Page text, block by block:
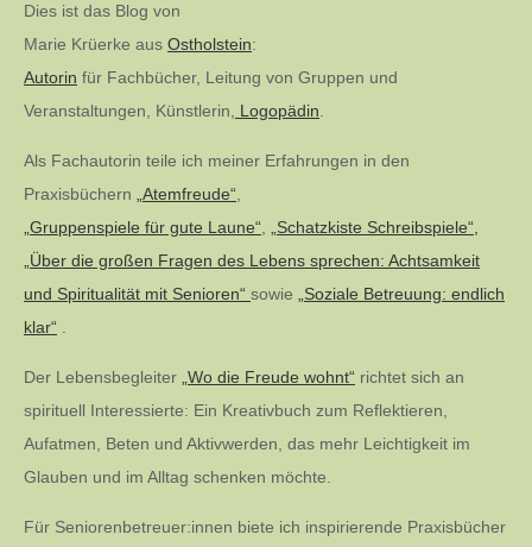
Dies ist das Blog von
Marie Krüerke aus Ostholstein:
Autorin für Fachbücher, Leitung von Gruppen und
Veranstaltungen, Künstlerin,
Logopädin
Als Fachautorin teile ich meiner Erfahrungen in den
Praxisbüchern
„Atemfreude“
„Gruppenspiele für gute Laune“
„Schatzkiste Schreibspiele“,
„Über die großen Fragen des Lebens sprechen: Achtsamkeit
und Spiritualität mit Senioren“ sowie
„Soziale Betreuung: endlich
klar“
Der Lebensbegleiter „Wo die Freude wohnt“ richtet sich an
spirituell Interessierte: Ein Kreativbuch zum Reflektieren,
Aufatmen, Beten und Aktivwerden, das mehr Leichtigkeit im
Glauben und im Alltag schenken möchte.
Für Seniorenbetreuer:innen biete ich inspirierende Praxisbücher